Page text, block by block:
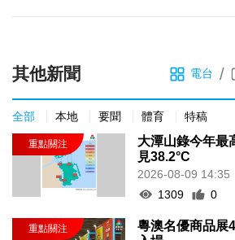
其他新聞 電台 /
全部 本地 要聞 體育 特稿
大潭山錄今年最
見38.2°C
2026-08-09 14:35
1309
0
粵澳名優商品展